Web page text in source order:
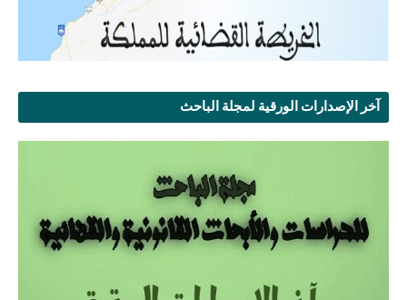
آخر الإصدارات الورقية لمجلة الباحث